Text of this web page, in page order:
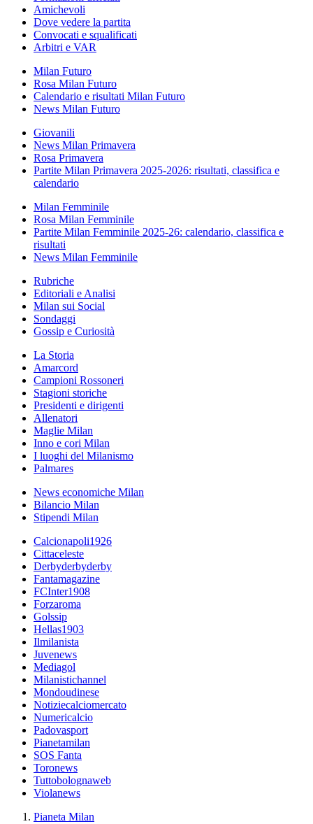
Amichevoli
Dove vedere la partita
Convocati e squalificati
Arbitri e VAR
Milan Futuro
Rosa Milan Futuro
Calendario e risultati Milan Futuro
News Milan Futuro
Giovanili
News Milan Primavera
Rosa Primavera
Partite Milan Primavera 2025-2026: risultati, classifica e
calendario
Milan Femminile
Rosa Milan Femminile
Partite Milan Femminile 2025-26: calendario, classifica e
risultati
News Milan Femminile
Rubriche
Editoriali e Analisi
Milan sui Social
Sondaggi
Gossip e Curiosità
La Storia
Amarcord
Campioni Rossoneri
Stagioni storiche
Presidenti e dirigenti
Allenatori
Maglie Milan
Inno e cori Milan
I luoghi del Milanismo
Palmares
News economiche Milan
Bilancio Milan
Stipendi Milan
Calcionapoli1926
Cittaceleste
Derbyderbyderby
Fantamagazine
FCInter1908
Forzaroma
Golssip
Hellas1903
Ilmilanista
Juvenews
Mediagol
Milanistichannel
Mondoudinese
Notiziecalciomercato
Numericalcio
Padovasport
Pianetamilan
SOS Fanta
Toronews
Tuttobolognaweb
Violanews
Pianeta Milan